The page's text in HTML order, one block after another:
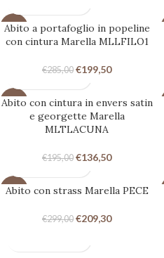
-30%
Abito a portafoglio in popeline
con cintura Marella MLLFILO1
€285,00 €199,50
-30%
Abito con cintura in envers satin
e georgette Marella
MLTLACUNA
€195,00 €136,50
-30%
Abito con strass Marella PECE
€299,00 €209,30